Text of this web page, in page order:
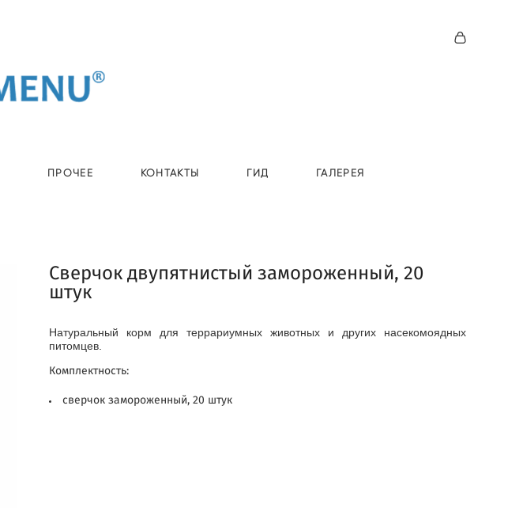
ПРОЧЕЕ КОНТАКТЫ ГИД ГАЛЕРЕЯ
Сверчок двупятнистый замороженный, 20
штук
Натуральный корм для террариумных животных и других насекомоядных
питомцев.
Комплектность:
сверчок замороженный, 20 штук